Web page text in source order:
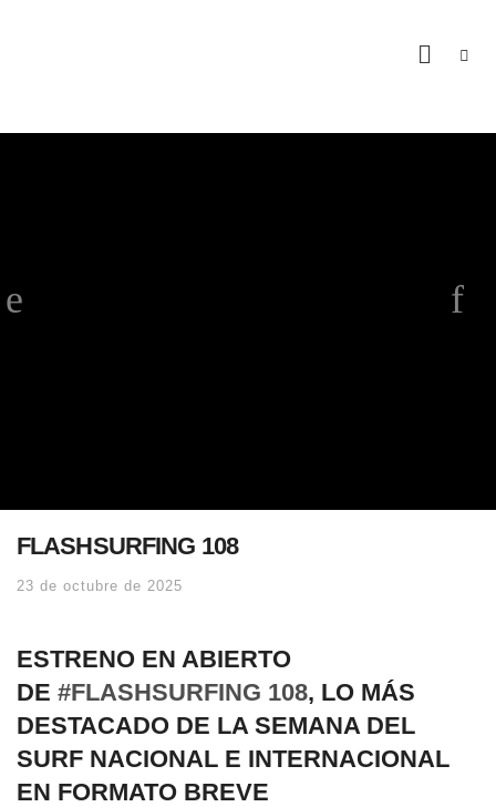
FLASHSURFING 108
23 de octubre de 2025
ESTRENO EN ABIERTO
DE #FLASHSURFING 108, LO MÁS
DESTACADO DE LA SEMANA DEL
SURF NACIONAL E INTERNACIONAL
EN FORMATO BREVE